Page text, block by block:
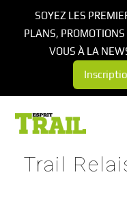
Trail
SOYEZ LES
PLANS,
VOUS À LA